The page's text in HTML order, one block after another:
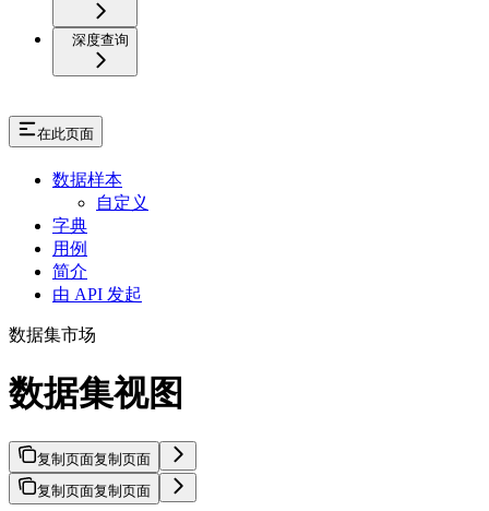
深度查询
在此页面
数据样本
自定义
字典
用例
简介
由 API 发起
数据集市场
数据集视图
复制页面复制页面
复制页面复制页面